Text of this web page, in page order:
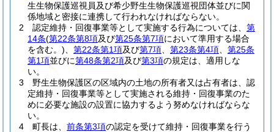
生生物保護巡視員及び希少野生生物保護巡視団体並びに関
係地域と密接に連携して行われなければならない。
2
認定維持・回復事業等として実施する行為については、 第
14条(第22条第8項及び第25条第7項において準用する場合
を含む。)
第22条第1項及び第7項 第23条第4項
第25条
第1項並びに第48条第2項及び第3項の規定は、適用しな
い。
3
野生生物保護区の区域内の土地の所有者又は占有者は、認
定維持・回復事業等として実施される維持・回復事業のた
めに必要な施設の設置に協力するよう努めなければならな
い。
4
町長は、 前条第3項の認定を受けて維持・回復事業を行う